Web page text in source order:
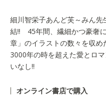
細川智栄子あんど芙～みん
結!! 45年間、繊細かつ豪奢
章」のイラストの数々を収
3000年の時を超えた愛とロ
いなし!!
オンライン書店で購入